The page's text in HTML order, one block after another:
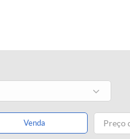
Venda